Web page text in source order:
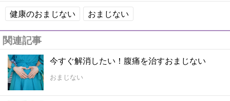
健康のおまじない おまじない
関連記事
今すぐ解消したい！腹痛を治すおまじない
おまじない